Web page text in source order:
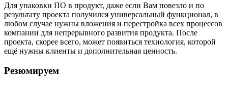
Для упаковки ПО в продукт, даже если Вам повезло и по
результату проекта получился универсальный функционал, в
любом случае нужны вложения и перестройка всех процессов
компании для непрерывного развития продукта. После
проекта, скорее всего, может появиться технология, которой
ещё нужны клиенты и дополнительная ценность.
Резюмируем